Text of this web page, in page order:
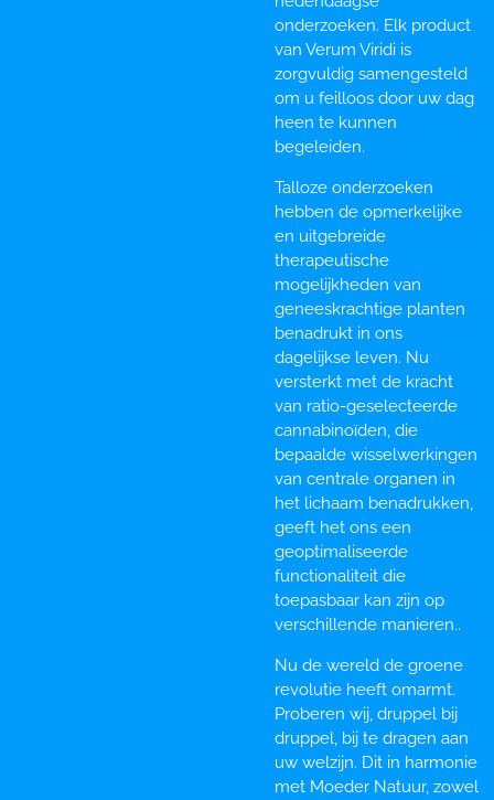
onderzoeken. Elk product
van Verum Viridi is
zorgvuldig samengesteld
om u feilloos door uw dag
heen te kunnen
begeleiden.
Talloze onderzoeken
hebben de opmerkelijke
en uitgebreide
therapeutische
mogelijkheden van
geneeskrachtige planten
benadrukt in ons
dagelijkse leven. Nu
versterkt met de kracht
van ratio-geselecteerde
cannabinoïden, die
bepaalde wisselwerkingen
van centrale organen in
het lichaam benadrukken,
geeft het ons een
geoptimaliseerde
functionaliteit die
toepasbaar kan zijn op
verschillende manieren..
Nu de wereld de groene
revolutie heeft omarmt.
Proberen wij, druppel bij
druppel, bij te dragen aan
uw welzijn. Dit in harmonie
met Moeder Natuur, zowel